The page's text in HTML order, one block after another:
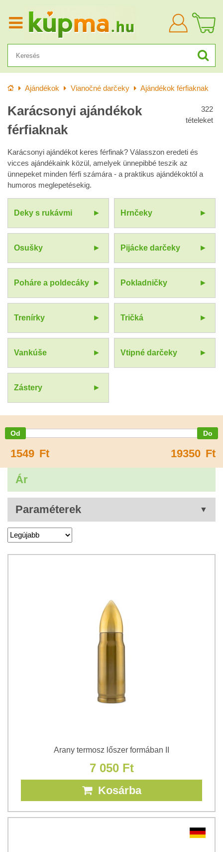
KezdőlapAjándékok Vianočné darčeky Ajándékok férfiaknak
Karácsonyi ajándékok
férfiaknak
322
tételeket
Karácsonyi ajándékot keres férfinak? Válasszon eredeti és
vicces ajándékaink közül, amelyek ünnepibbé teszik az
ünnepeket minden férfi számára - a praktikus ajándékoktól a
humoros meglepetésekig.
Deky s rukávmi Hrnčeky
Osušky Pijácke darčeky
Poháre a poldecáky Pokladničky
Trenírky Tričká
Vankúše Vtipné darčeky
Zástery
1549 Ft 19350 Ft
Ár
Paraméterek
Arany termosz lőszer formában II
7 050 Ft
Kosárba